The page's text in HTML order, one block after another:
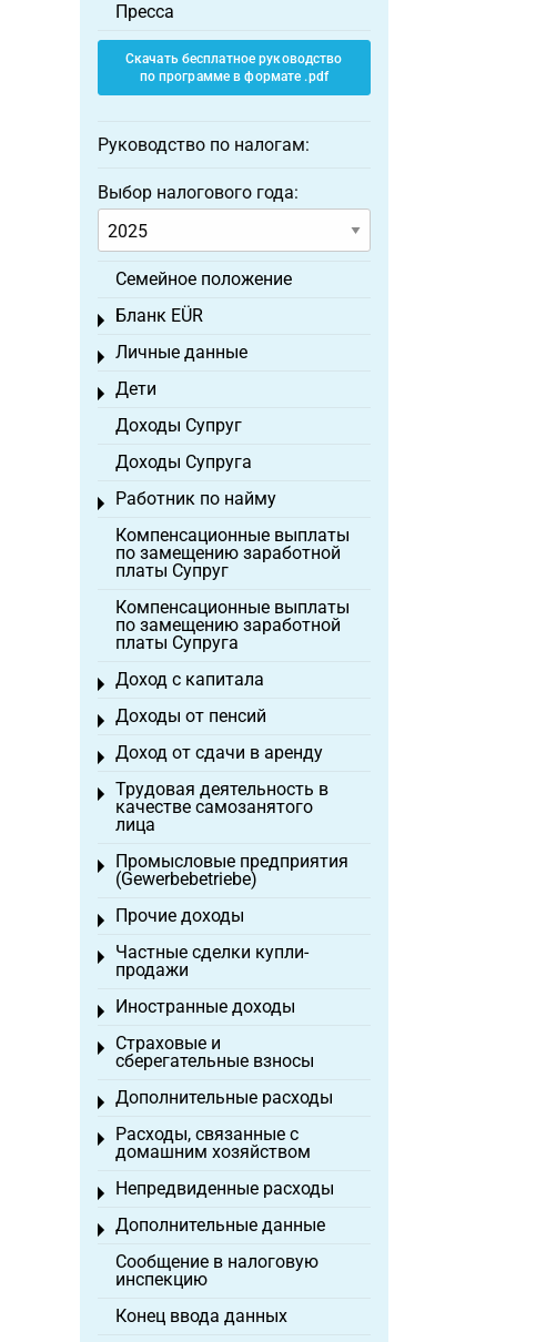
Пресса
Скачать бесплатное руководство
по программе в формате .pdf
Руководство по налогам:
Выбор налогового года:
Семейное положение
Бланк EÜR
Toggle menu
Личные данные
Toggle menu
Дети
Toggle menu
Доходы Супруг
Доходы Супруга
Работник по найму
Toggle menu
Компенсационные выплаты
по замещению заработной
платы Супруг
Компенсационные выплаты
по замещению заработной
платы Супруга
Доход с капитала
Toggle menu
Доходы от пенсий
Toggle menu
Доход от сдачи в аренду
Toggle menu
Трудовая деятельность в
качестве самозанятого
лица
Toggle menu
Промысловые предприятия
(Gewerbebetriebe)
Toggle menu
Прочие доходы
Toggle menu
Частные сделки купли-
продажи
Toggle menu
Иностранные доходы
Toggle menu
Страховые и
сберегательные взносы
Toggle menu
Дополнительные расходы
Toggle menu
Расходы, связанные с
домашним хозяйством
Toggle menu
Непредвиденные расходы
Toggle menu
Дополнительные данные
Toggle menu
Сообщение в налоговую
инспекцию
Конец ввода данных